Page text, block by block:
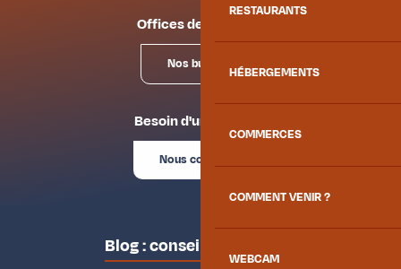
RESTAURANTS
HÉBERGEMENTS
COMMERCES
COMMENT VENIR ?
WEBCAM
Offices de tourisme
Nos bureaux
Besoin d'un conseil ?
Nous contacter
Blog : conseils des locaux